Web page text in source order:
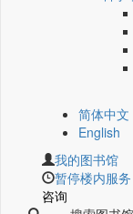
简体中文
English
我的图书馆
暂停楼内服务
咨询